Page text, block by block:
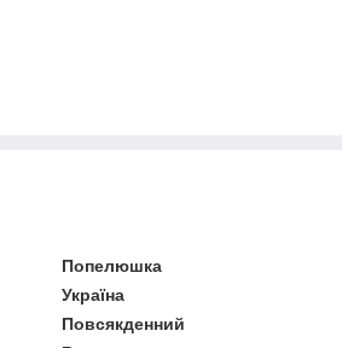
Попелюшка
Україна
Повсякденний